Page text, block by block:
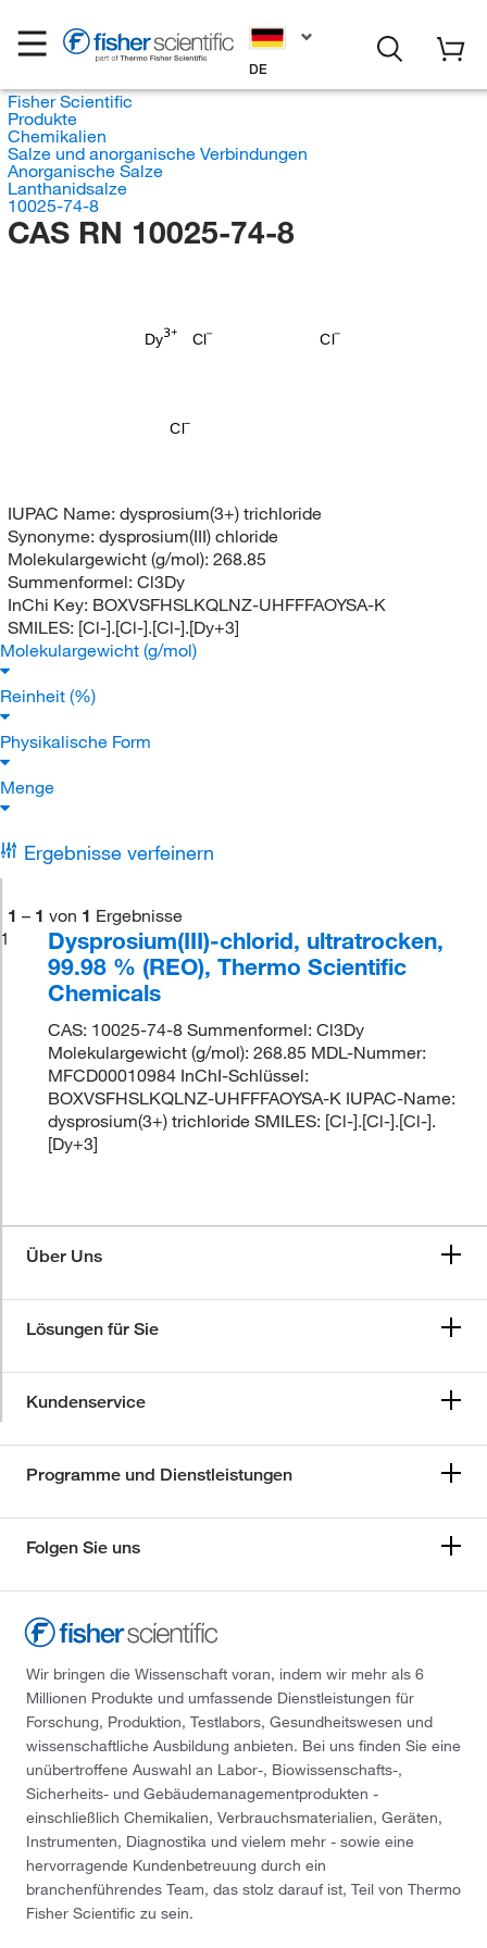
DE
Fisher Scientific
Produkte
Chemikalien
Salze und anorganische Verbindungen
Anorganische Salze
Lanthanidsalze
10025-74-8
CAS RN 10025-74-8
Cl Cl
Cl
Dy
IUPAC Name: dysprosium(3+) trichloride
Synonyme: dysprosium(III) chloride
Molekulargewicht (g/mol): 268.85
Summenformel: Cl3Dy
InChi Key: BOXVSFHSLKQLNZ-UHFFFAOYSA-K
SMILES: [Cl-].[Cl-].[Cl-].[Dy+3]
Molekulargewicht (g/mol)
Reinheit (%)
Physikalische Form
Menge
Ergebnisse verfeinern
1 – 1 von 1 Ergebnisse
1
Dysprosium(III)-chlorid, ultratrocken,
99.98 % (REO), Thermo Scientific
Chemicals
CAS: 10025-74-8 Summenformel: Cl3Dy
Molekulargewicht (g/mol): 268.85 MDL-Nummer:
MFCD00010984 InChI-Schlüssel:
BOXVSFHSLKQLNZ-UHFFFAOYSA-K IUPAC-Name:
dysprosium(3+) trichloride SMILES: [Cl-].[Cl-].[Cl-].
[Dy+3]
Über Uns
Lösungen für Sie
Kundenservice
Programme und Dienstleistungen
Folgen Sie uns
Wir bringen die Wissenschaft voran, indem wir mehr als 6
Millionen Produkte und umfassende Dienstleistungen für
Forschung, Produktion, Testlabors, Gesundheitswesen und
wissenschaftliche Ausbildung anbieten. Bei uns finden Sie eine
unübertroffene Auswahl an Labor-, Biowissenschafts-,
Sicherheits- und Gebäudemanagementprodukten -
einschließlich Chemikalien, Verbrauchsmaterialien, Geräten,
Instrumenten, Diagnostika und vielem mehr - sowie eine
hervorragende Kundenbetreuung durch ein
branchenführendes Team, das stolz darauf ist, Teil von Thermo
Fisher Scientific zu sein.